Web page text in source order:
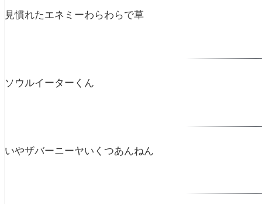
見慣れたエネミーわらわらで草
ソウルイーターくん
いやザバーニーヤいくつあんねん